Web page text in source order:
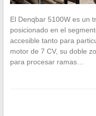
El Denqbar 5100W es un
posicionado en el
accesible tanto para
motor de 7 CV, su doble
para procesar ramas…